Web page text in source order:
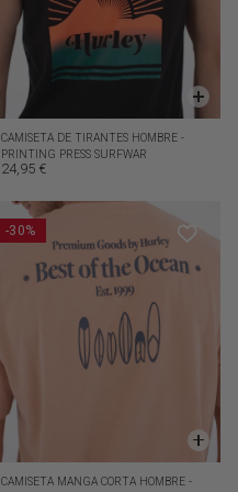
CAMISETA DE TIRANTES HOMBRE -
PRINTING PRESS SURFWAR
Precio habitual
24,95 €
-30%
CAMISETA MANGA CORTA HOMBRE -